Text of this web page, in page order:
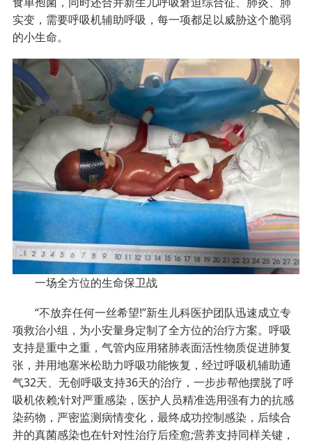
实变，需要呼吸机辅助呼吸，每一项都足以威胁这个脆弱
的小生命。
一场全方位的生命保卫战
“不放弃任何一丝希望!”新生儿科医护团队迅速成立专
项救治小组，为小安量身定制了全方位的治疗方案。呼吸
支持是重中之重，气管内应用猪肺表面活性物质促进肺复
张，并用地塞米松助力呼吸功能恢复，经过呼吸机辅助通
气32天、无创呼吸支持36天的治疗，一步步帮他摆脱了呼
吸机依赖;针对严重感染，医护人员精准选用强有力的抗感
染药物，严密监测病情变化，最终成功控制感染，后续合
并的真菌感染也在针对性治疗后痊愈;营养支持同样关键，